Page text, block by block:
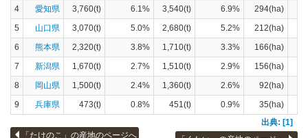
4
愛知県 3,760(t) 6.1% 3,540(t) 6.9%
294(ha)
5
山口県 3,070(t) 5.0% 2,680(t) 5.2%
212(ha)
6
熊本県 2,320(t) 3.8% 1,710(t) 3.3%
166(ha)
7
新潟県 1,670(t) 2.7% 1,510(t) 2.9%
156(ha)
8
岡山県 1,500(t) 2.4% 1,360(t) 2.6%
92(ha)
9
兵庫県 473(t) 0.8% 451(t) 0.9%
35(ha)
出典: [1]
「たけのこ」の産地のページへ